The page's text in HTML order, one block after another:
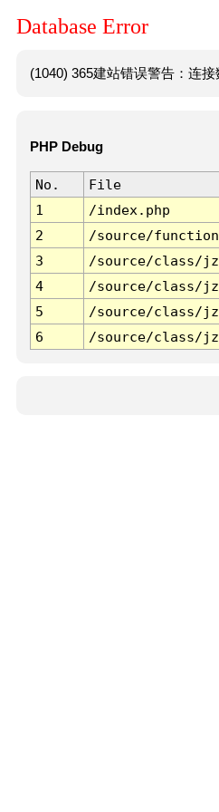
Database Error
(1040) 365建站错误警告：连
PHP Debug
No. File
1
/index.php
2
/source/
3
/source/class/
4
/source/class/
5
/source/class/
6
/source/class/